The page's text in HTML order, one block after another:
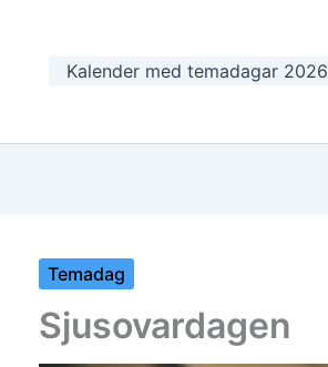
Kalender med temadagar 2026
Temadag
Sjusovardagen